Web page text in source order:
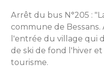
Arrêt du bus N°205 :
commune de Bessans.
l'entrée du village qui
de ski de fond l'hiver
tourisme.